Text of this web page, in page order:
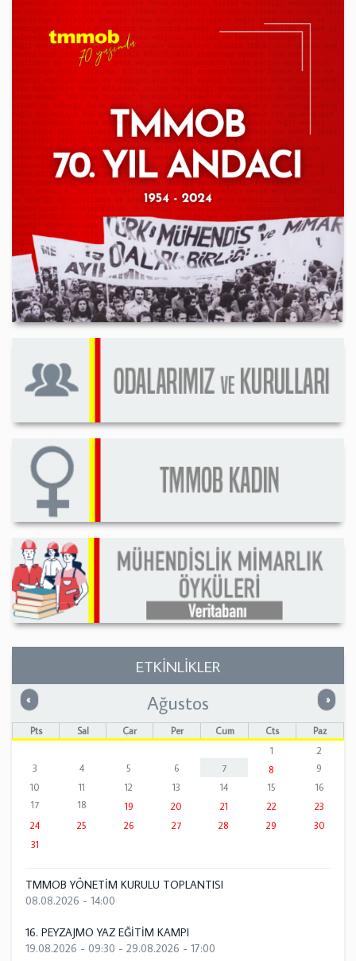
ETKİNLİKLER
« Önceki »
Ağustos
Pts Sal Çar Per Cum Cts
Paz
1
2
3
4 5 6 7 8
9
10
11 12 13 14 15
16
17
18 19 20 21 22
23
24
25 26 27 28 29
30
31
TMMOB YÖNETİM KURULU TOPLANTISI
08.08.2026 - 14:00
16. PEYZAJMO YAZ EĞİTİM KAMPI
19.08.2026 - 09:30 - 29.08.2026 - 17:00